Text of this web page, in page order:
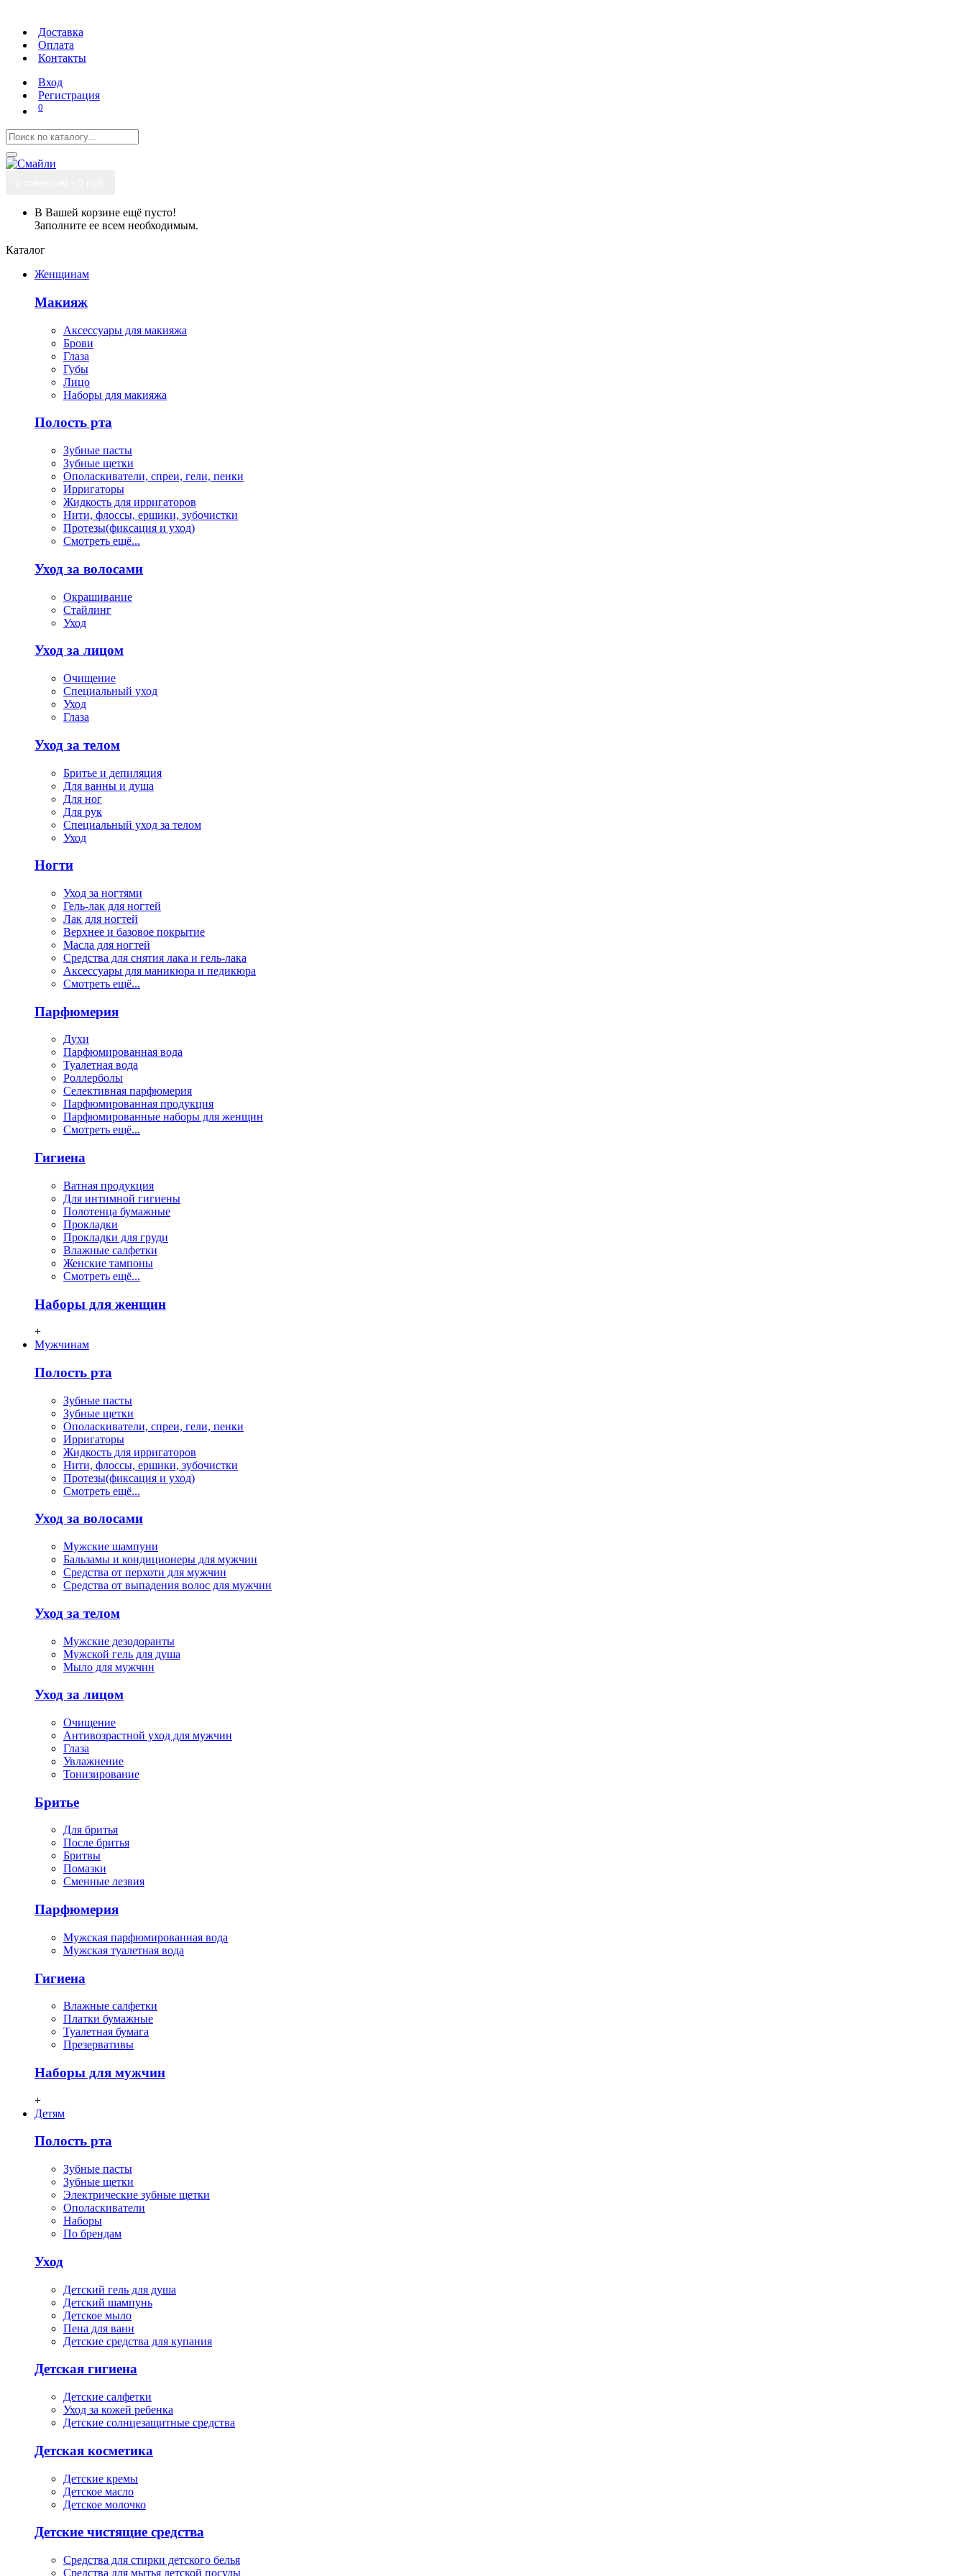
Доставка
Оплата
Контакты
Вход
Регистрация
0
В Вашей корзине ещё пусто!
Заполните ее всем необходимым.
Каталог
Женщинам
Макияж
Аксессуары для макияжа
Брови
Глаза
Губы
Лицо
Наборы для макияжа
Полость рта
Зубные пасты
Зубные щетки
Ополаскиватели, спреи, гели, пенки
Ирригаторы
Жидкость для ирригаторов
Нити, флоссы, ершики, зубочистки
Протезы(фиксация и уход)
Смотреть ещё...
Уход за волосами
Окрашивание
Стайлинг
Уход
Уход за лицом
Очищение
Специальный уход
Уход
Глаза
Уход за телом
Бритье и депиляция
Для ванны и душа
Для ног
Для рук
Специальный уход за телом
Уход
Ногти
Уход за ногтями
Гель-лак для ногтей
Лак для ногтей
Верхнее и базовое покрытие
Масла для ногтей
Средства для снятия лака и гель-лака
Аксессуары для маникюра и педикюра
Смотреть ещё...
Парфюмерия
Духи
Парфюмированная вода
Туалетная вода
Роллерболы
Селективная парфюмерия
Парфюмированная продукция
Парфюмированные наборы для женщин
Смотреть ещё...
Гигиена
Ватная продукция
Для интимной гигиены
Полотенца бумажные
Прокладки
Прокладки для груди
Влажные салфетки
Женские тампоны
Смотреть ещё...
Наборы для женщин
+
Мужчинам
Полость рта
Зубные пасты
Зубные щетки
Ополаскиватели, спреи, гели, пенки
Ирригаторы
Жидкость для ирригаторов
Нити, флосcы, ершики, зубочистки
Протезы(фиксация и уход)
Смотреть ещё...
Уход за волосами
Мужские шампуни
Бальзамы и кондиционеры для мужчин
Средства от перхоти для мужчин
Средства от выпадения волос для мужчин
Уход за телом
Мужские дезодоранты
Мужской гель для душа
Мыло для мужчин
Уход за лицом
Очищение
Антивозрастной уход для мужчин
Глаза
Увлажнение
Тонизирование
Бритье
Для бритья
После бритья
Бритвы
Помазки
Сменные лезвия
Парфюмерия
Мужская парфюмированная вода
Мужская туалетная вода
Гигиена
Влажные салфетки
Платки бумажные
Туалетная бумага
Презервативы
Наборы для мужчин
+
Детям
Полость рта
Зубные пасты
Зубные щетки
Электрические зубные щетки
Ополаскиватели
Наборы
По брендам
Уход
Детский гель для душа
Детский шампунь
Детское мыло
Пена для ванн
Детские средства для купания
Детская гигиена
Детские салфетки
Уход за кожей ребенка
Детские солнцезащитные средства
Детская косметика
Детские кремы
Детское масло
Детское молочко
Детские чистящие средства
Средства для стирки детского белья
Средства для мытья детской посуды